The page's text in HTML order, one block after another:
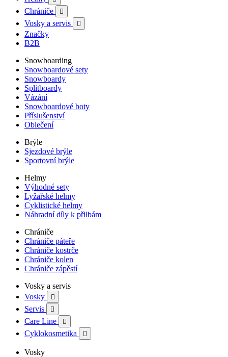
Chrániče 
Vosky a servis 
Značky
B2B
Snowboarding
Snowboardové sety
Snowboardy
Splitboardy
Vázání
Snowboardové boty
Příslušenství
Oblečení
Brýle
Sjezdové brýle
Sportovní brýle
Helmy
Výhodné sety
Lyžařské helmy
Cyklistické helmy
Náhradní díly k přilbám
Chrániče
Chrániče páteře
Chrániče kostrče
Chrániče kolen
Chrániče zápěstí
Vosky a servis
Vosky

Servis 
Care Line 
Cyklokosmetika 
Vosky